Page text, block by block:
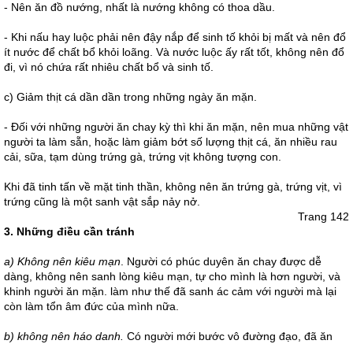
- Nên ăn đồ nướng, nhất là nướng không có thoa dầu.
- Khi nấu hay luộc phải nên đậy nắp để sinh tố khỏi bị mất và nên đổ
ít nước để chất bổ khỏi loãng. Và nước luộc ấy rất tốt, không nên đổ
đi, vì nó chứa rất nhiêu chất bổ và sinh tố.
c) Giảm thịt cá dần dần trong những ngày ăn mặn.
- Ðối với những người ăn chay kỳ thì khi ăn mặn, nên mua những vật
người ta làm sẵn, hoặc làm giảm bớt số lượng thịt cá, ăn nhiều rau
cải, sữa, tạm dùng trứng gà, trứng vịt không tượng con.
Khi đã tinh tấn về mặt tinh thần, không nên ăn trứng gà, trứng vịt, vì
trứng cũng là một sanh vật sắp nảy nở.
Trang 142
3. Những điều cần tránh
a) Không nên kiêu mạn . Người có phúc duyên ăn chay được dễ
dàng, không nên sanh lòng kiêu mạn, tự cho mình là hơn người, và
khinh người ăn mặn. làm như thế đã sanh ác cảm với người mà lại
còn làm tổn âm đức của mình nữa.
b) không nên háo danh. Có người mới bước vô đường đạo, đã ăn